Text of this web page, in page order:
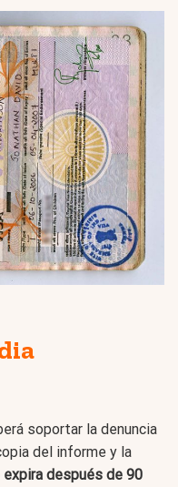
soportar la denuncia
del informe y la
después de 90